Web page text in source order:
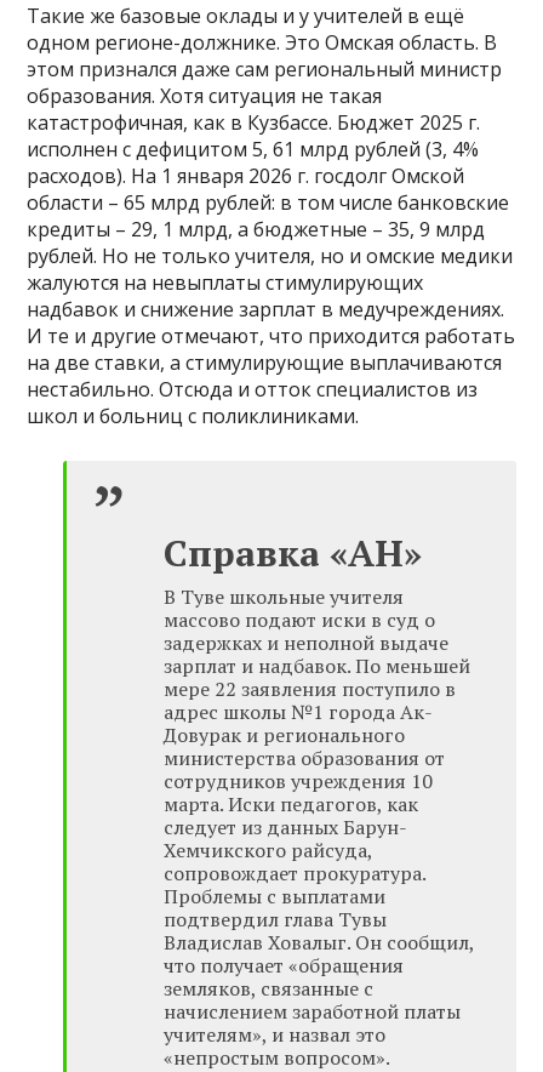
Такие же базовые оклады и у учителей в ещё
одном регионе-должнике. Это Омская область. В
этом признался даже сам региональный министр
образования. Хотя ситуация не такая
катастрофичная, как в Кузбассе. Бюджет 2025 г.
исполнен с дефицитом 5, 61 млрд рублей (3, 4%
расходов). На 1 января 2026 г. госдолг Омской
области – 65 млрд рублей: в том числе банковские
кредиты – 29, 1 млрд, а бюджетные – 35, 9 млрд
рублей. Но не только учителя, но и омские медики
жалуются на невыплаты стимулирующих
надбавок и снижение зарплат в медучреждениях.
И те и другие отмечают, что приходится работать
на две ставки, а стимулирующие выплачиваются
нестабильно. Отсюда и отток специалистов из
школ и больниц с поликлиниками.
Справка «АН»
В Туве школьные учителя
массово подают иски в суд о
задержках и неполной выдаче
зарплат и надбавок. По меньшей
мере 22 заявления поступило в
адрес школы №1 города Ак-
Довурак и регионального
министерства образования от
сотрудников учреждения 10
марта. Иски педагогов, как
следует из данных Барун-
Хемчикского райсуда,
сопровождает прокуратура.
Проблемы с выплатами
подтвердил глава Тувы
Владислав Ховалыг. Он сообщил,
что получает «обращения
земляков, связанные с
начислением заработной платы
учителям», и назвал это
«непростым вопросом».